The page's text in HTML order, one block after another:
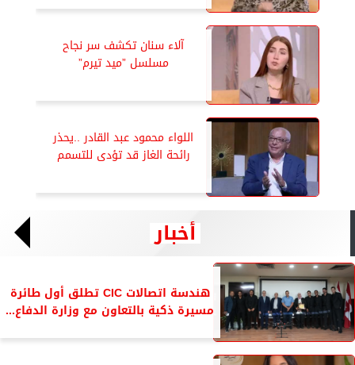
آلاء سنان تكشف سر نجاح
مسلسل ”ميد تيرم”
اللواء محمود عبد القادر ..يحذر
رائحة الغاز قد تؤدى للتسمم
أخبار
هندسة اتصالات CIC تطلق أول طائرة
مسيرة ذكية بالتعاون مع وزارة الدفاع...